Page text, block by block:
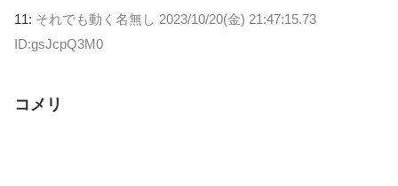
11: それでも動く名無し 2023/10/20(金) 21:47:15.73
ID:gsJcpQ3M0
コメリ